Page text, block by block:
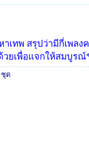
เทพ สรุปว่ามีกี่เพล
วยเพื่อแจกให้สมบูร
ชุด